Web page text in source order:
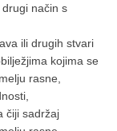
način s
ili drugih stvari
kojima se
rasne,
čiji sadržaj